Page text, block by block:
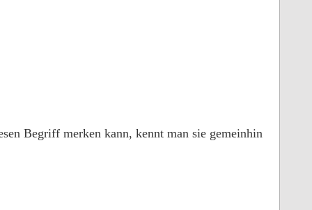
Begriff merken kann, kennt man sie gemeinhin